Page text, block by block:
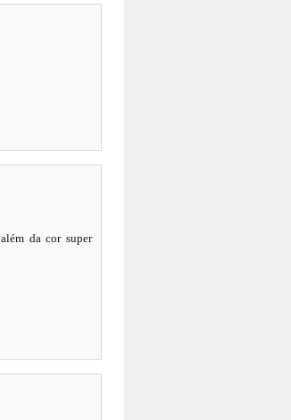
da cor super